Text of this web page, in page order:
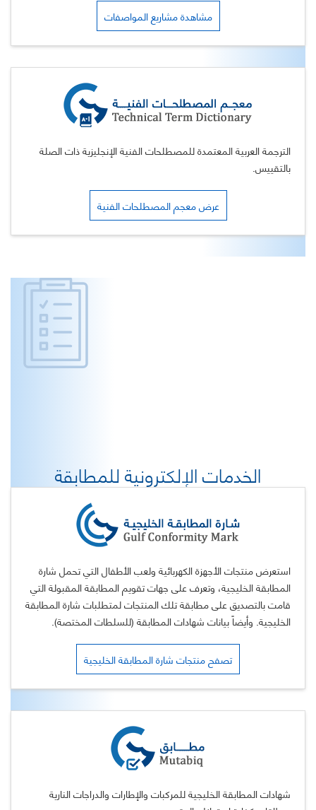
مشاهدة مشاريع المواصفات
الترجمة العربية المعتمدة للمصطلحات الفنية الإنجليزية ذات الصلة
بالتقييس.
عرض معجم المصطلحات الفنية
الخدمات الإلكترونية للمطابقة
استعرض منتجات الأجهزة الكهربائية ولعب الأطفال التي تحمل شارة
المطابقة الخليجية، وتعرف على جهات تقويم المطابقة المقبولة التي
قامت بالتصديق على مطابقة تلك المنتجات لمتطلبات شارة المطابقة
الخليجية. وأيضاً بيانات شهادات المطابقة (للسلطات المختصة).
تصفح منتجات شارة المطابقة الخليجية
شهادات المطابقة الخليجية للمركبات والإطارات والدراجات النارية